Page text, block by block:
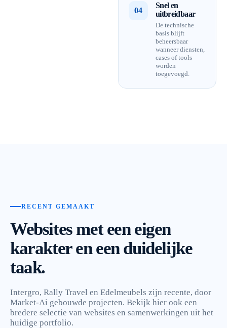
04
Snel en
uitbreidbaar
De technische
basis blijft
beheersbaar
wanneer diensten,
cases of tools
worden
toegevoegd.
RECENT GEMAAKT
Websites met een eigen
karakter en een duidelijke
taak.
Intergro, Rally Travel en Edelmeubels zijn recente, door
Market-Ai gebouwde projecten. Bekijk hier ook een
bredere selectie van websites en samenwerkingen uit het
huidige portfolio.